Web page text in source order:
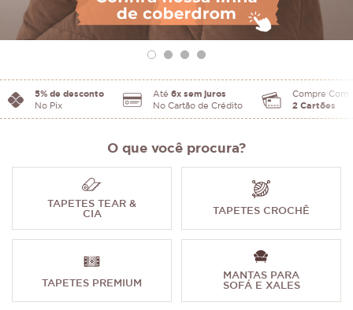
5% de desconto
No Pix
Até 6x sem juros
No Cartão de Crédito
Compre Com
2 Cartões
O que você procura?
TAPETES TEAR &
CIA
TAPETES CROCHÊ
TAPETES PREMIUM
MANTAS PARA
SOFÁ E XALES